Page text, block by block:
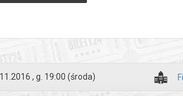
, g. 19:00 (środa)